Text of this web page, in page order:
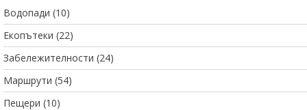
Водопади (10)
Екопътеки (22)
Забележителности (24)
Маршрути (54)
Пещери (10)